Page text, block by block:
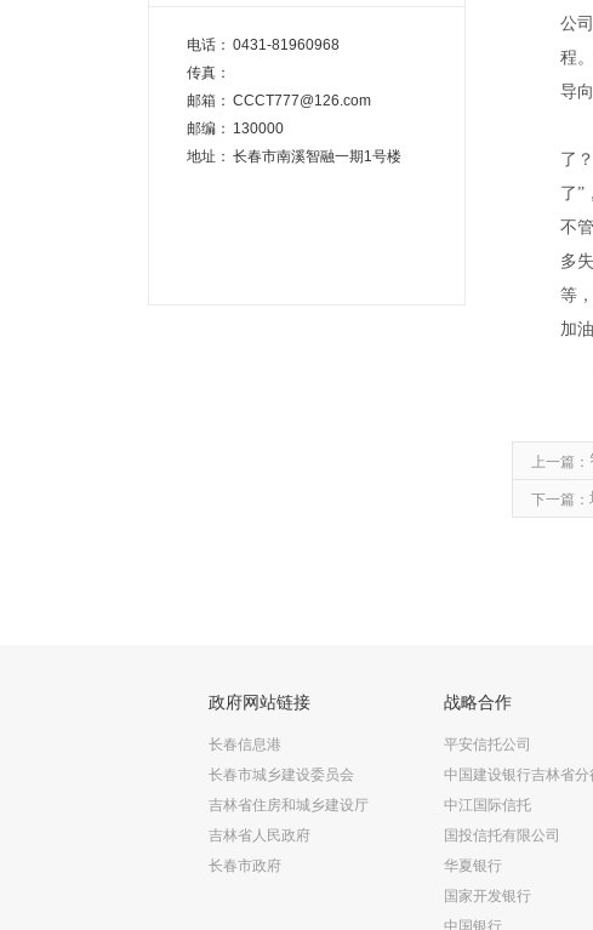
电话： 0431-81960968
传真：
邮箱： CCCT777@126.com
邮编： 130000
地址： 长春市南溪智融一期1号楼
公
程
导
了
了”
不
多
等
加
上一篇：
下一篇：
政府网站链接
长春信息港
长春市城乡建设委员会
吉林省住房和城乡建设厅
吉林省人民政府
长春市政府
战略合作
平安信托公司
中国建设银行吉林省分
中江国际信托
国投信托有限公司
华夏银行
国家开发银行
中国银行